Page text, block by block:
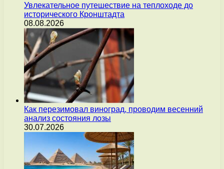
Увлекательное путешествие на теплоходе до
исторического Кронштадта
08.08.2026
Как перезимовал виноград, проводим весенний
анализ состояния лозы
30.07.2026